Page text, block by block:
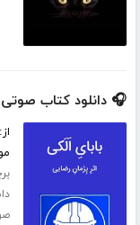
🎧 دانلود کتاب صوتی